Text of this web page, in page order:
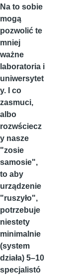
Na to sobie
mogą
pozwolić te
mniej
ważne
laboratoria i
uniwersytet
y. I co
zasmuci,
albo
rozwściecz
y nasze
"zosie
samosie",
to aby
urządzenie
"ruszyło",
potrzebuje
niestety
minimalnie
(system
działa) 5–10
specjalistó